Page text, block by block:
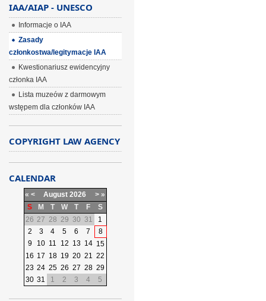
IAA/AIAP - UNESCO
Informacje o IAA
Zasady
członkostwa/legitymacje IAA
Kwestionariusz ewidencyjny
członka IAA
Lista muzeów z darmowym
wstępem dla członków IAA
COPYRIGHT LAW AGENCY
CALENDAR
« < August 2026 > »
S
M T W T F
S
26 27 28 29 30 31
1
2
3 4 5 6 7
8
9
10 11 12 13 14 15
16 17 18 19 20 21 22
23 24 25 26 27 28 29
30 31 1 2 3 4 5